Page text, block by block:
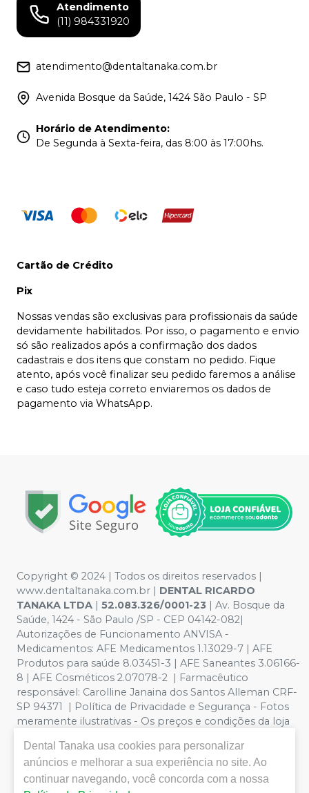
Atendimento
(11) 984331920
atendimento@dentaltanaka.com.br
Avenida Bosque da Saúde, 1424 São Paulo - SP
Horário de Atendimento:
De Segunda à Sexta-feira, das 8:00 às 17:00hs.
Cartão de Crédito
Pix
Nossas vendas são exclusivas para profissionais da saúde
devidamente habilitados. Por isso, o pagamento e envio
só são realizados após a confirmação dos dados
cadastrais e dos itens que constam no pedido. Fique
atento, após você finalizar seu pedido faremos a análise
e caso tudo esteja correto enviaremos os dados de
pagamento via WhatsApp.
Copyright © 2024 | Todos os direitos reservados |
www.dentaltanaka.com.br
DENTAL RICARDO
TANAKA LTDA
52.083.326/0001-23 | Av. Bosque da
Saúde, 1424 - São Paulo /SP - CEP 04142-082|
Autorizações de Funcionamento ANVISA -
Medicamentos: AFE Medicamentos 1.13029-7 | AFE
Produtos para saúde 8.03451-3 | AFE Saneantes 3.06166-
8 | AFE Cosméticos 2.07078-2 | Farmacêutico
responsável: Carolline Janaina dos Santos Alleman CRF-
SP 94371
| Política de Privacidade e Segurança - Fotos
meramente ilustrativas - Os preços e condições da loja
divergência de preços no site, o valor válido é o do
Carrinho de Compra. Não vendemos por atacado por
isso nos reservamos o direito de não atender compras
Dental Tanaka usa cookies para personalizar
anúncios e melhorar a sua experiência no site. Ao
continuar navegando, você concorda com a nossa